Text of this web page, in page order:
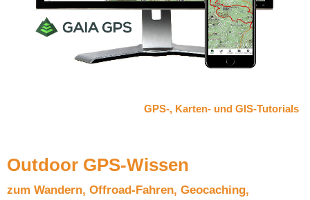
GPS-, Karten- und GIS-Tutorials
Outdoor GPS-Wissen
zum Wandern, Offroad-Fahren, Geocaching,